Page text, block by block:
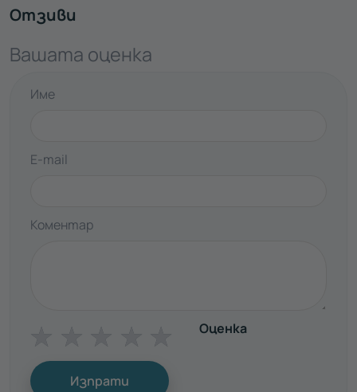
Отзиви
Вашата оценка
Име
E-mail
Коментар
Оценка
Изпрати